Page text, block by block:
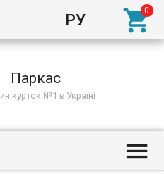
РУ 
Паркас
курток №1 в Україні
